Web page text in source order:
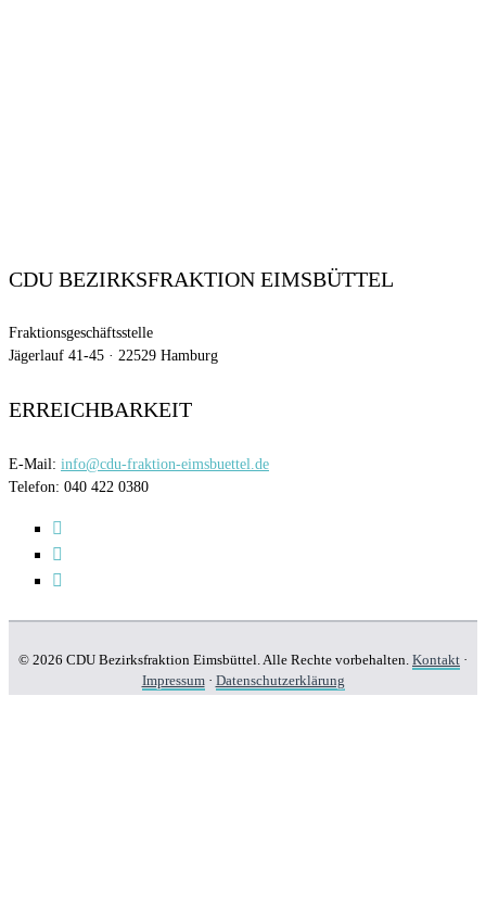
CDU BEZIRKSFRAKTION EIMSBÜTTEL
Fraktionsgeschäftsstelle
Jägerlauf 41-45 · 22529 Hamburg
ERREICHBARKEIT
E-Mail: info@cdu-fraktion-eimsbuettel.de
Telefon: 040 422 0380
© 2026 CDU Bezirksfraktion Eimsbüttel. Alle Rechte vorbehalten. Kontakt ·
Impressum· Datenschutzerklärung